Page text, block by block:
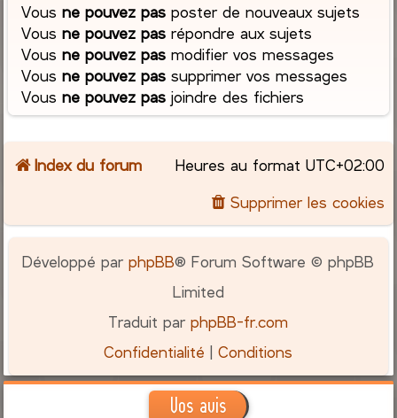
Vousne pouvez pas poster de nouveaux sujets
Vousne pouvez pas répondre aux sujets
Vousne pouvez pas modifier vos messages
Vousne pouvez pas supprimer vos messages
Vousne pouvez pas joindre des fichiers
Index du forum Heures au format UTC+02:00
Supprimer les cookies
Développé parphpBB® Forum Software © phpBB
Limited
Traduit parphpBB-fr.com
Confidentialité |Conditions
Vos avis